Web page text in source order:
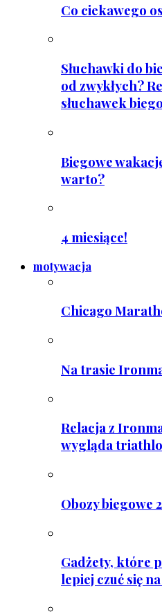
Co ciekawego
Słuchawki do
od zwykłych?
słuchawek
Biegowe
warto?
4 miesiące!
motywacja
Chicago
Na trasie
Relacja z
wygląda
Obozy biegowe
Gadżety, które
lepiej czuć się